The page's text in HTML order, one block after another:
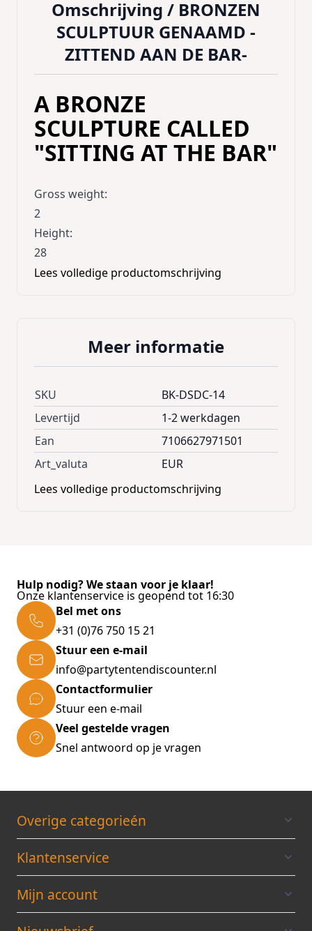
Omschrijving / BRONZEN
SCULPTUUR GENAAMD -
ZITTEND AAN DE BAR-
A BRONZE
SCULPTURE CALLED
"SITTING AT THE BAR"
Gross weight:
2
Height:
28
Width:
Lees volledige productomschrijving
Meer informatie
SKU
BK-DSDC-14
Levertijd
1-2 werkdagen
Ean
7106627971501
Art_valuta
EUR
Lees volledige productomschrijving
Hulp nodig? We staan voor je klaar!
Onze klantenservice is geopend tot 16:30
Bel met ons
+31 (0)76 750 15 21
Stuur een e-mail
info@partytentendiscounter.nl
Contactformulier
Stuur een e-mail
Veel gestelde vragen
Snel antwoord op je vragen
Overige categorieén
Klantenservice
Mijn account